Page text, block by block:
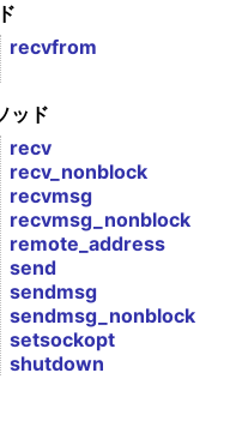
recvfrom
ッド
recv
recv_nonblock
recvmsg
recvmsg_nonblock
remote_address
send
sendmsg
sendmsg_nonblock
setsockopt
shutdown